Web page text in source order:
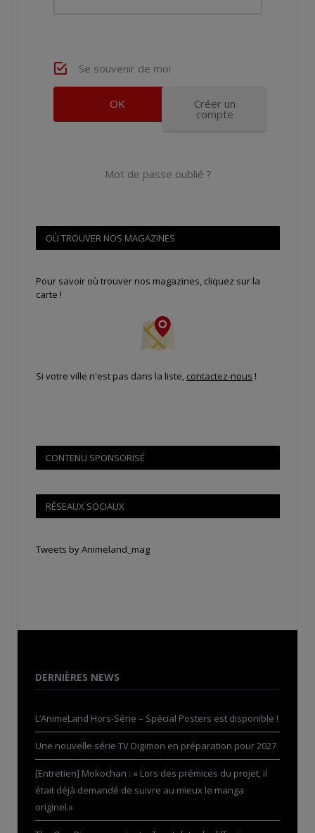
Se souvenir de moi
Créer un
compte
Mot de passe oublié ?
OÙ TROUVER NOS MAGAZINES
Pour savoir où trouver nos magazines, cliquez sur la
carte !
Si votre ville n'est pas dans la liste, contactez-nous !
CONTENU SPONSORISÉ
RÉSEAUX SOCIAUX
Tweets by Animeland_mag
DERNIÈRES NEWS
L’AnimeLand Hors-Série – Spécial Posters est disponible !
Une nouvelle série TV Digimon en préparation pour 2027
[Entretien] Mokochan : « Lors des prémices du projet, il
était déjà demandé de suivre au mieux le manga
originel.»